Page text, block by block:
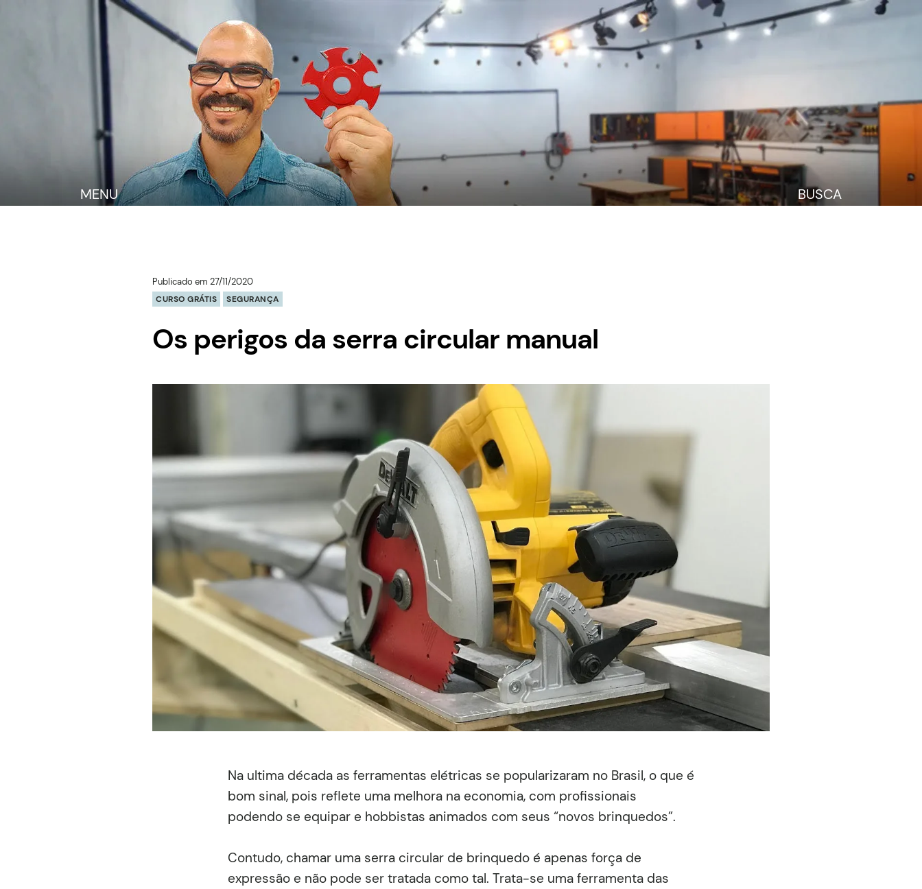
MENU BUSCA
Publicado em 27/11/2020
CURSO GRÁTIS SEGURANÇA
Os perigos da serra circular manual
Na ultima década as ferramentas elétricas se popularizaram no Brasil, o que é
bom sinal, pois reflete uma melhora na economia, com profissionais
podendo se equipar e hobbistas animados com seus “novos brinquedos”.
Contudo, chamar uma serra circular de brinquedo é apenas força de
expressão e não pode ser tratada como tal. Trata-se uma ferramenta das